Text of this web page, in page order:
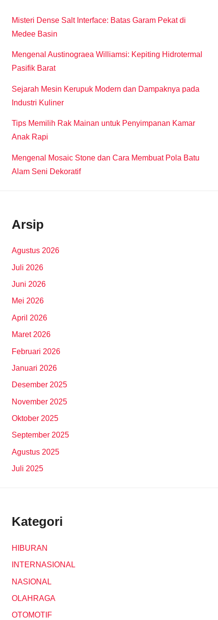
Misteri Dense Salt Interface: Batas Garam Pekat di
Medee Basin
Mengenal Austinograea Williamsi: Kepiting Hidrotermal
Pasifik Barat
Sejarah Mesin Kerupuk Modern dan Dampaknya pada
Industri Kuliner
Tips Memilih Rak Mainan untuk Penyimpanan Kamar
Anak Rapi
Mengenal Mosaic Stone dan Cara Membuat Pola Batu
Alam Seni Dekoratif
Arsip
Agustus 2026
Juli 2026
Juni 2026
Mei 2026
April 2026
Maret 2026
Februari 2026
Januari 2026
Desember 2025
November 2025
Oktober 2025
September 2025
Agustus 2025
Juli 2025
Kategori
HIBURAN
INTERNASIONAL
NASIONAL
OLAHRAGA
OTOMOTIF